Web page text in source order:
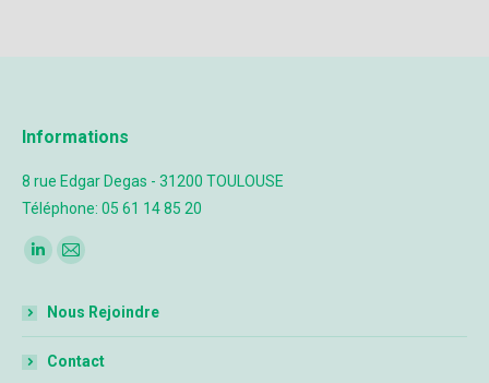
Informations
8 rue Edgar Degas - 31200 TOULOUSE
Téléphone: 05 61 14 85 20
Trouvez nous sur :
Nous Rejoindre
Contact